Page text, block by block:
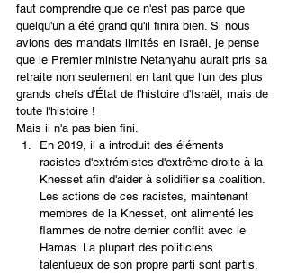
faut comprendre que ce n'est pas parce que
quelqu'un a été grand qu'il finira bien. Si nous
avions des mandats limités en Israël, je pense
que le Premier ministre Netanyahu aurait pris sa
retraite non seulement en tant que l'un des plus
grands chefs d'État de l'histoire d'Israël, mais de
toute l'histoire !
Mais il n'a pas bien fini.
En 2019, il a introduit des éléments
racistes d'extrémistes d'extrême droite à la
Knesset afin d'aider à solidifier sa coalition.
Les actions de ces racistes, maintenant
membres de la Knesset, ont alimenté les
flammes de notre dernier conflit avec le
Hamas. La plupart des politiciens
talentueux de son propre parti sont partis,